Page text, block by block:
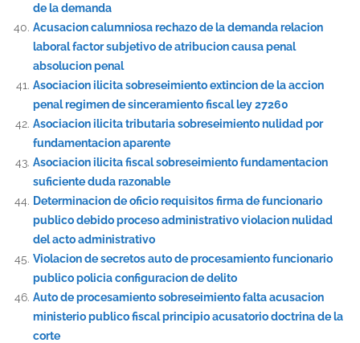
de la demanda
Acusacion calumniosa rechazo de la demanda relacion
laboral factor subjetivo de atribucion causa penal
absolucion penal
Asociacion ilicita sobreseimiento extincion de la accion
penal regimen de sinceramiento fiscal ley 27260
Asociacion ilicita tributaria sobreseimiento nulidad por
fundamentacion aparente
Asociacion ilicita fiscal sobreseimiento fundamentacion
suficiente duda razonable
Determinacion de oficio requisitos firma de funcionario
publico debido proceso administrativo violacion nulidad
del acto administrativo
Violacion de secretos auto de procesamiento funcionario
publico policia configuracion de delito
Auto de procesamiento sobreseimiento falta acusacion
ministerio publico fiscal principio acusatorio doctrina de la
corte